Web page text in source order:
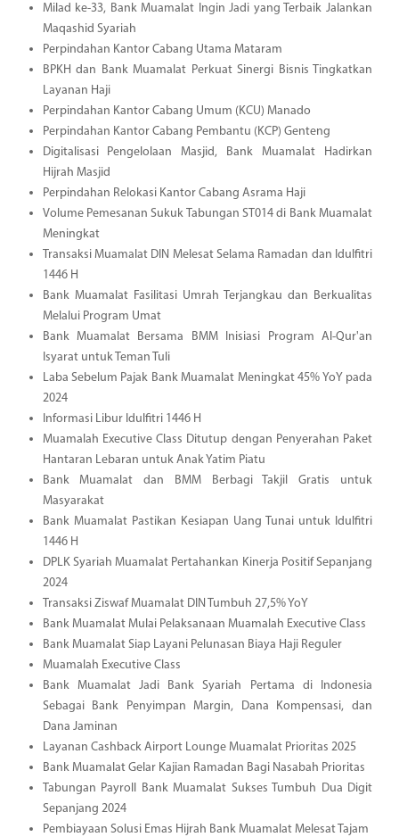
Milad ke-33, Bank Muamalat Ingin Jadi yang Terbaik Jalankan
Maqashid Syariah
Perpindahan Kantor Cabang Utama Mataram
BPKH dan Bank Muamalat Perkuat Sinergi Bisnis Tingkatkan
Layanan Haji
Perpindahan Kantor Cabang Umum (KCU) Manado
Perpindahan Kantor Cabang Pembantu (KCP) Genteng
Digitalisasi Pengelolaan Masjid, Bank Muamalat Hadirkan
Hijrah Masjid
Perpindahan Relokasi Kantor Cabang Asrama Haji
Volume Pemesanan Sukuk Tabungan ST014 di Bank Muamalat
Meningkat
Transaksi Muamalat DIN Melesat Selama Ramadan dan Idulfitri
1446 H
Bank Muamalat Fasilitasi Umrah Terjangkau dan Berkualitas
Melalui Program Umat
Bank Muamalat Bersama BMM Inisiasi Program Al-Qur'an
Isyarat untuk Teman Tuli
Laba Sebelum Pajak Bank Muamalat Meningkat 45% YoY pada
2024
Informasi Libur Idulfitri 1446 H
Muamalah Executive Class Ditutup dengan Penyerahan Paket
Hantaran Lebaran untuk Anak Yatim Piatu
Bank Muamalat dan BMM Berbagi Takjil Gratis untuk
Masyarakat
Bank Muamalat Pastikan Kesiapan Uang Tunai untuk Idulfitri
1446 H
DPLK Syariah Muamalat Pertahankan Kinerja Positif Sepanjang
2024
Transaksi Ziswaf Muamalat DIN Tumbuh 27,5% YoY
Bank Muamalat Mulai Pelaksanaan Muamalah Executive Class
Bank Muamalat Siap Layani Pelunasan Biaya Haji Reguler
Muamalah Executive Class
Bank Muamalat Jadi Bank Syariah Pertama di Indonesia
Sebagai Bank Penyimpan Margin, Dana Kompensasi, dan
Dana Jaminan
Layanan Cashback Airport Lounge Muamalat Prioritas 2025
Bank Muamalat Gelar Kajian Ramadan Bagi Nasabah Prioritas
Tabungan Payroll Bank Muamalat Sukses Tumbuh Dua Digit
Sepanjang 2024
Pembiayaan Solusi Emas Hijrah Bank Muamalat Melesat Tajam